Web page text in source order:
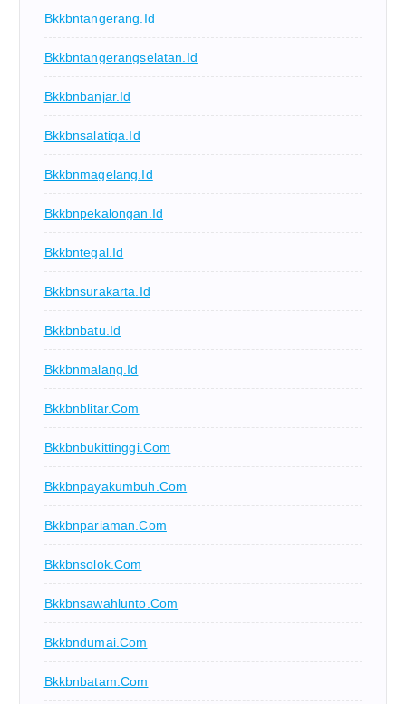
Bkkbntangerang.id
Bkkbntangerangselatan.id
Bkkbnbanjar.id
Bkkbnsalatiga.id
Bkkbnmagelang.id
Bkkbnpekalongan.id
Bkkbntegal.id
Bkkbnsurakarta.id
Bkkbnbatu.id
Bkkbnmalang.id
Bkkbnblitar.com
Bkkbnbukittinggi.com
Bkkbnpayakumbuh.com
Bkkbnpariaman.com
Bkkbnsolok.com
Bkkbnsawahlunto.com
Bkkbndumai.com
Bkkbnbatam.com